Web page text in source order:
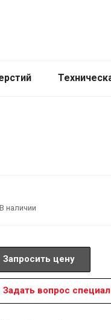
В наличии
Запросить цену
Задать вопрос